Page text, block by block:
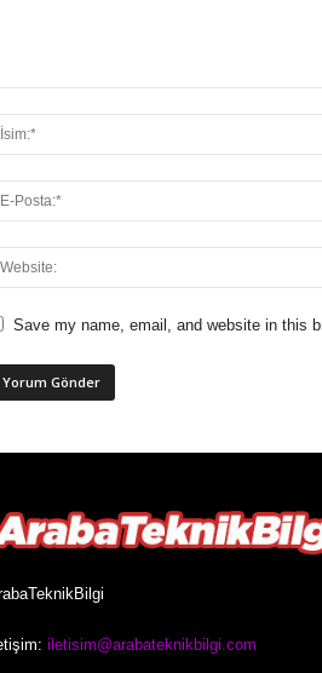
Save my name, email, and website in this
iletisim@arabateknikbilgi.com